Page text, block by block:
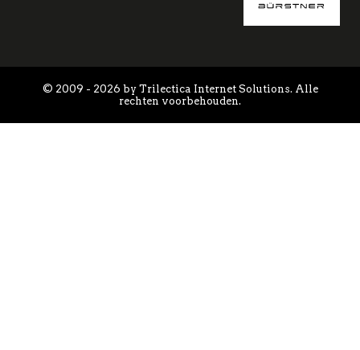
© 2009 - 2026 by Trilectica Internet Solutions. Alle
rechten voorbehouden.